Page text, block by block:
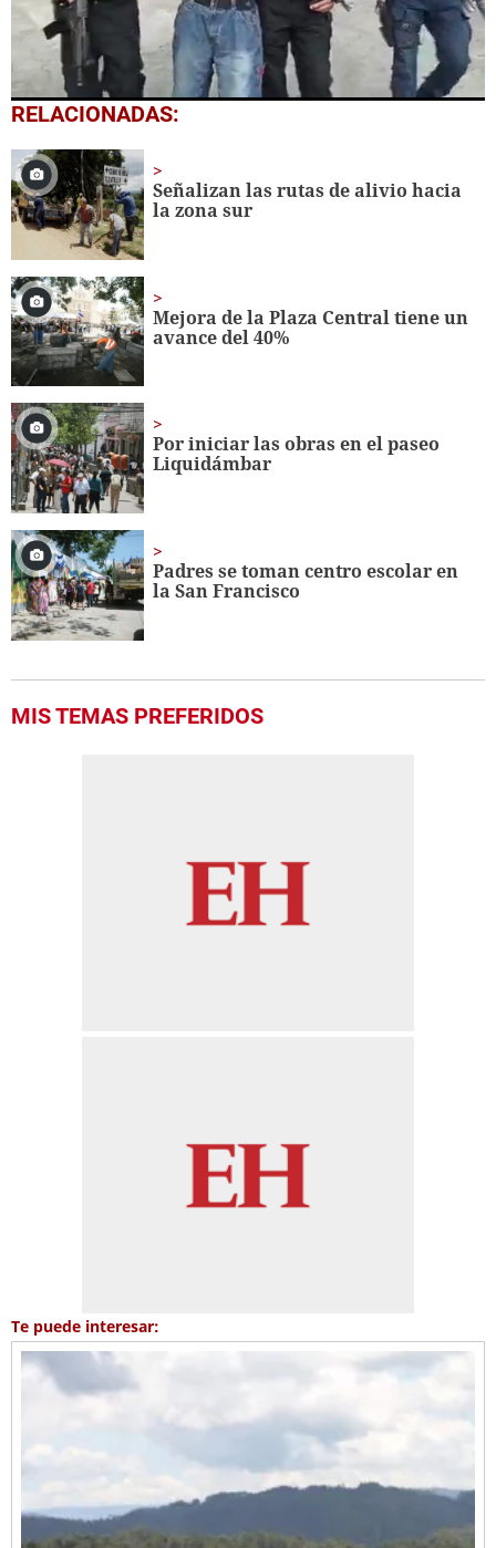
0
seconds
1
minute,
41
seconds
RELACIONADAS:
Señalizan las rutas de alivio hacia
la zona sur
Mejora de la Plaza Central tiene un
avance del 40%
Por iniciar las obras en el paseo
Liquidámbar
Padres se toman centro escolar en
la San Francisco
MIS TEMAS PREFERIDOS
Te puede interesar: